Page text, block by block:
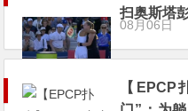
扫奥斯塔
08月06日
【EPCP